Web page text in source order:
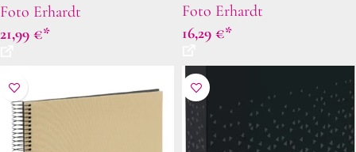
Foto Erhardt
21,99 €
Foto Erhardt
16,29 €